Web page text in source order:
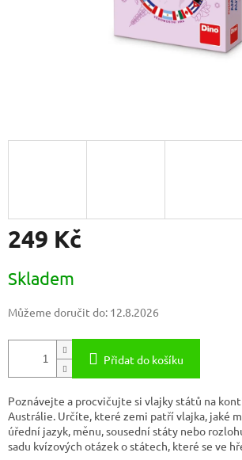
249 Kč
cena:
Skladem
Můžeme doručit do: 12.8.2026
Přidat do košíku
Poznávejte a procvičujte si vlajky států na
Austrálie. Určíte, které zemi patří vlajka, jaké
úřední jazyk, měnu, sousední státy nebo
sadu kvízových otázek o státech, které se ve